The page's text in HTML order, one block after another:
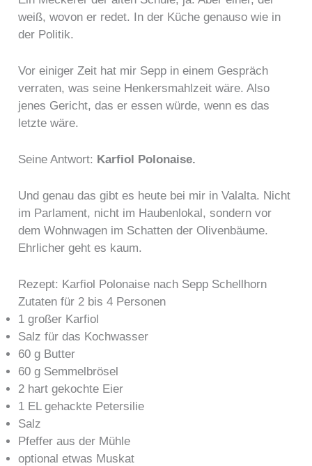
weiß, wovon er redet. In der Küche genauso wie in
der Politik.
Vor einiger Zeit hat mir Sepp in einem Gespräch
verraten, was seine Henkersmahlzeit wäre. Also
jenes Gericht, das er essen würde, wenn es das
letzte wäre.
Seine Antwort: Karfiol Polonaise.
Und genau das gibt es heute bei mir in Valalta. Nicht
im Parlament, nicht im Haubenlokal, sondern vor
dem Wohnwagen im Schatten der Olivenbäume.
Ehrlicher geht es kaum.
Rezept: Karfiol Polonaise nach Sepp Schellhorn
Zutaten für 2 bis 4 Personen
1 großer Karfiol
Salz für das Kochwasser
60 g Butter
60 g Semmelbrösel
2 hart gekochte Eier
1 EL gehackte Petersilie
Salz
Pfeffer aus der Mühle
optional etwas Muskat